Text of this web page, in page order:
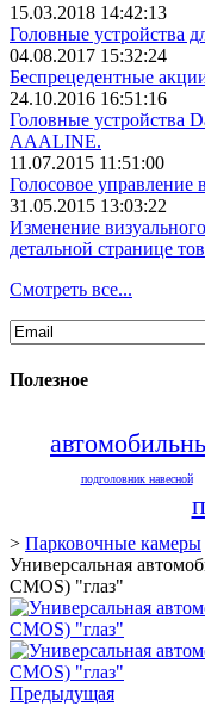
15.03.2018 14:42:13
Головные устройства
04.08.2017 15:32:24
Беспрецедентные
24.10.2016 16:51:16
Головные устройства
AAALINE.
11.07.2015 11:51:00
Голосовое управление
31.05.2015 13:03:22
Изменение
детальной странице
Смотреть все...
Полезное
подголовник навесной
> Парковочные камеры
Универсальная
CMOS) "глаз"
Предыдущая